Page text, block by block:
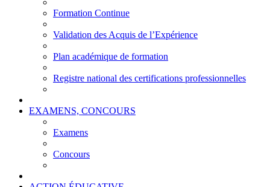
Formation Continue
Validation des Acquis de l’Expérience
Plan académique de formation
Registre national des certifications professionnelles
EXAMENS, CONCOURS
Examens
Concours